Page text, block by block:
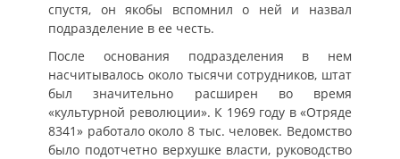
спустя, он якобы вспомнил о ней и назвал
подразделение в ее честь.
После основания подразделения в нем
насчитывалось около тысячи сотрудников, штат
был значительно расширен во время
«культурной революции». К 1969 году в «Отряде
8341» работало около 8 тыс. человек. Ведомство
было подотчетно верхушке власти, руководство